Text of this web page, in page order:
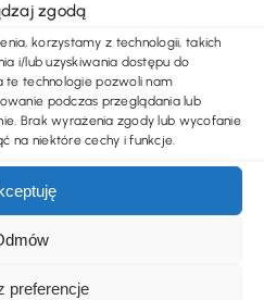
zgodą
korzystamy z technologii, takich
i/lub uzyskiwania dostępu do
te technologie pozwoli nam
podczas przeglądania lub
Brak wyrażenia zgody lub wycofanie
na niektóre cechy i funkcje.
preferencje